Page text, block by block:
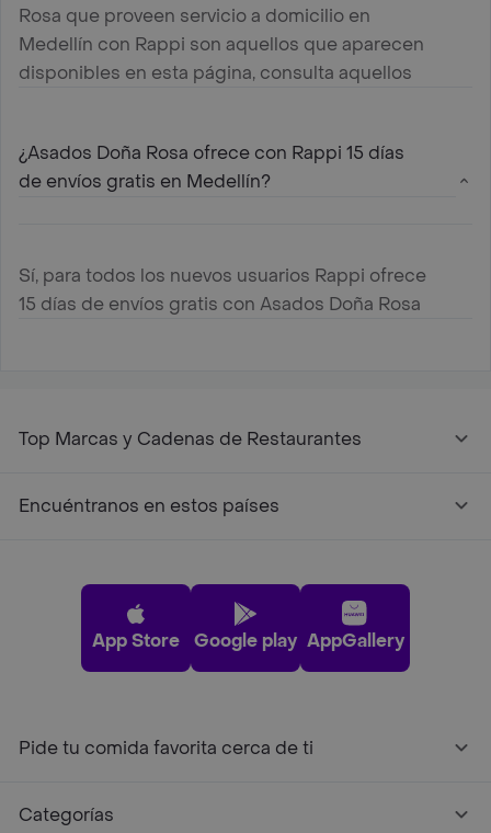
Rosa que proveen servicio a domicilio en
Medellín con Rappi son aquellos que aparecen
disponibles en esta página, consulta aquellos
¿Asados Doña Rosa ofrece con Rappi 15 días
de envíos gratis en Medellín?
Sí, para todos los nuevos usuarios Rappi ofrece
15 días de envíos gratis con Asados Doña Rosa
Top Marcas y Cadenas de Restaurantes
Encuéntranos en estos países
App Store Google play AppGallery
Pide tu comida favorita cerca de ti
Categorías